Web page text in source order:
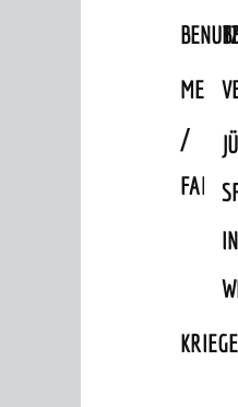
/
IN
Ortschaften
Daten / Zahlen /
Stadtbibliothek